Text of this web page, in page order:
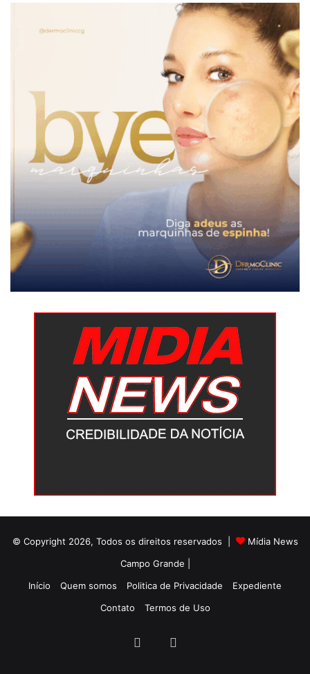
© Copyright 2026, Todos os direitos reservados |
Mídia News
Campo Grande |
Início
Quem somos Politica de Privacidade
Expediente
Contato
Termos de Uso
Facebook